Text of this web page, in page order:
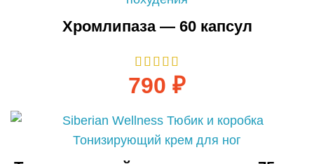
Хромлипаза — 60 капсул
790 ₽